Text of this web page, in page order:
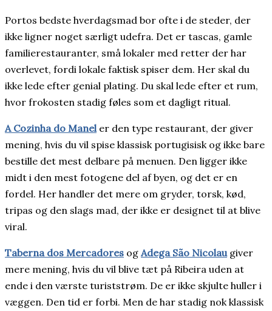
Portos bedste hverdagsmad bor ofte i de steder, der
ikke ligner noget særligt udefra. Det er tascas, gamle
familierestauranter, små lokaler med retter der har
overlevet, fordi lokale faktisk spiser dem. Her skal du
ikke lede efter genial plating. Du skal lede efter et rum,
hvor frokosten stadig føles som et dagligt ritual.
A Cozinha do Manel er den type restaurant, der giver
mening, hvis du vil spise klassisk portugisisk og ikke bare
bestille det mest delbare på menuen. Den ligger ikke
midt i den mest fotogene del af byen, og det er en
fordel. Her handler det mere om gryder, torsk, kød,
tripas og den slags mad, der ikke er designet til at blive
viral.
Taberna dos Mercadores og Adega São Nicolau giver
mere mening, hvis du vil blive tæt på Ribeira uden at
ende i den værste turiststrøm. De er ikke skjulte huller i
væggen. Den tid er forbi. Men de har stadig nok klassisk